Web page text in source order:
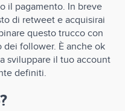
il pagamento. In breve
di retweet e acquisirai
questo trucco con
follower. È anche ok
sviluppare il tuo account
definiti.